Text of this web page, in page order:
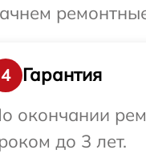
4
Гарантия
окончании
до 3 лет.